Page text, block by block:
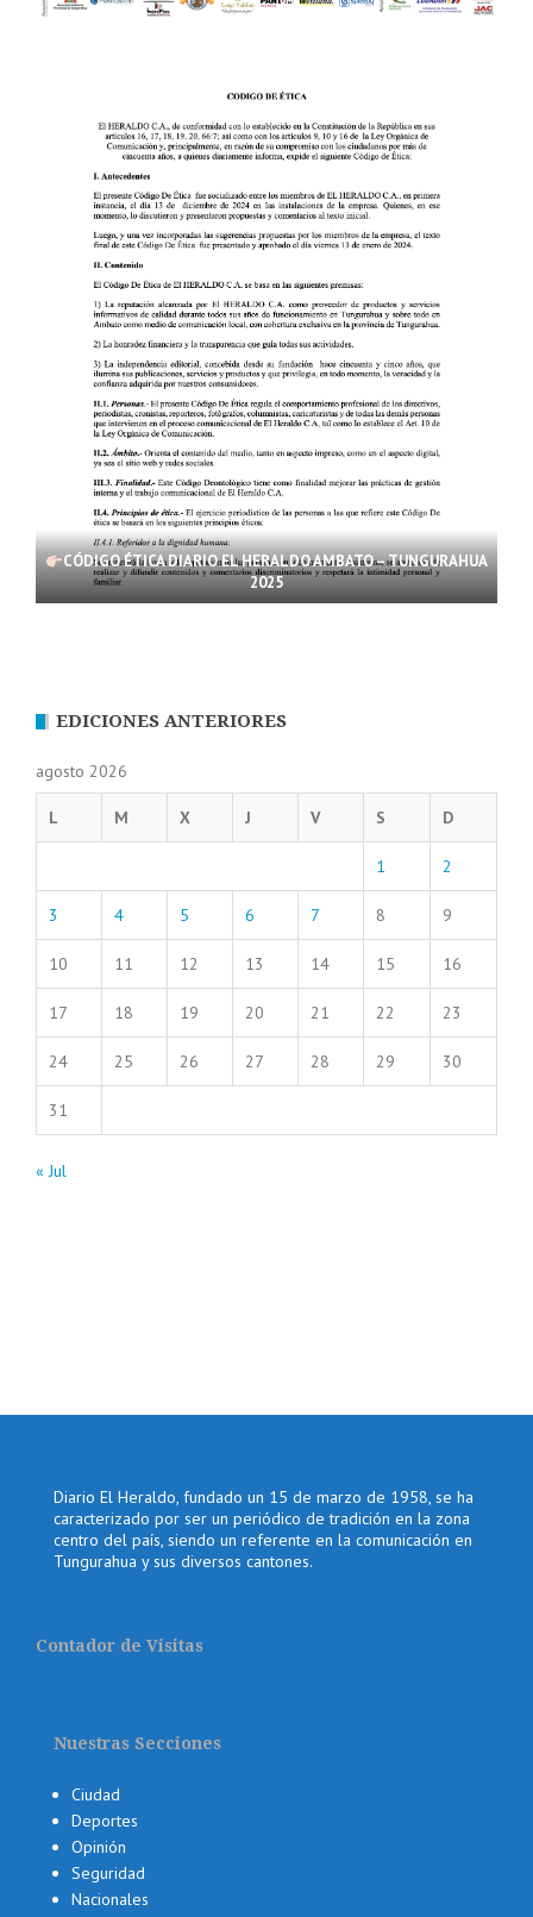
CÓDIGO ÉTICA DIARIO EL HERALDO AMBATO – TUNGURAHUA
2025
EDICIONES ANTERIORES
agosto 2026
L M X J V S D
1 2
3 4 5 6 7 8 9
10 11 12 13 14 15 16
17 18 19 20 21 22 23
24 25 26 27 28 29 30
31
« Jul
Diario El Heraldo, fundado un 15 de marzo de 1958, se ha
caracterizado por ser un periódico de tradición en la zona
centro del país, siendo un referente en la comunicación en
Tungurahua y sus diversos cantones.
Contador de Visitas
Nuestras Secciones
Ciudad
Deportes
Opinión
Seguridad
Nacionales